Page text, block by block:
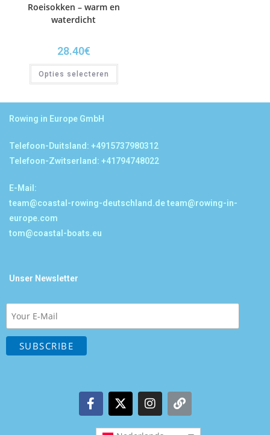
Roeisokken – warm en
waterdicht
28.40€
Opties selecteren
Rowing in Europe GmbH
Telefoon-Duitsland: +4915737980312
Telefoon-Zwitserland: +41794748022
E-Mail:
team@coastal-rowing-deutschland.deteam@rowing-in-
europe.com
tom@coastal-boats.eu
Unser Newsletter